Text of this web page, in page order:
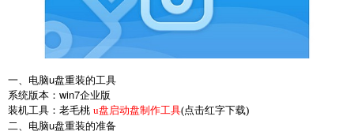
一、电脑u盘重装的工具
系统版本： win7企业版
装机工具：老毛桃 u盘启动盘制作工具(点击红字下载)
二、电脑u盘重装的准备